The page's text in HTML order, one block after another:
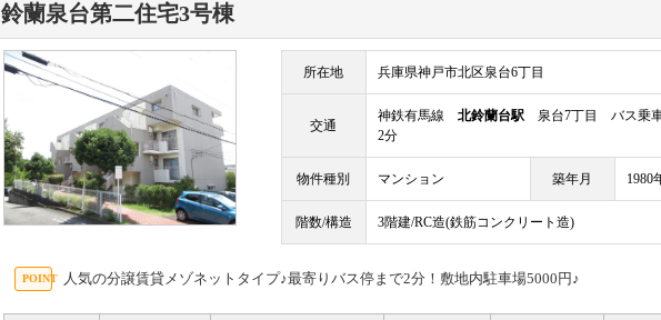
鈴蘭泉台第二住宅3号棟
所在地 兵庫県神戸市北区泉台6丁目
交通
神鉄有馬線 北鈴蘭台駅泉台7丁目 バス乗
2分
物件種別 マンション 築年月 1980
階数/構造 3階建/RC造(鉄筋コンクリート造)
人気の分譲賃貸メゾネットタイプ♪最寄りバス停まで2分！敷地内駐車場5000円♪